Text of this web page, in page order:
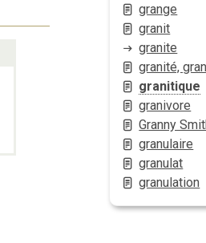
grange
granit
granite
granité,
granitique
granivore
Granny
granulaire
granulat
granulation